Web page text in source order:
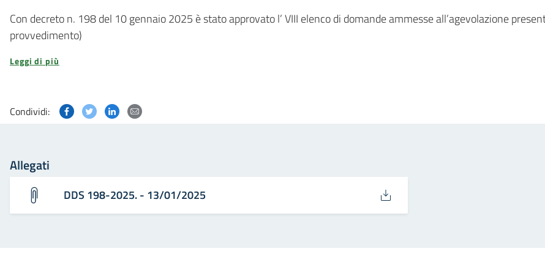
Con decreto n. 198 del 10 gennaio 2025 è stato approvato l’ VIII elenco di domande ammesse all’agevolazione
provvedimento)
Leggi di più
Condividi: Condividi questa pagina su Facebook
Condividi questa pagina su Twitter
Condividi questa pagina su Linkedin
Allegati
DDS 198-2025. - 13/01/2025